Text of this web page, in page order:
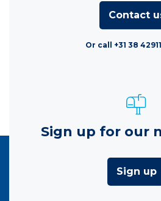
Contact
Or call +31 38
Sign up for our
Sign up